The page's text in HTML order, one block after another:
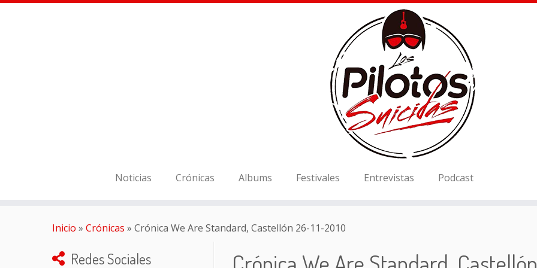
Noticias Crónicas Albums Festivales Entrevistas Podcast
Inicio » Crónicas » Crónica We Are Standard, Castellón 26-11-2010
Redes Sociales